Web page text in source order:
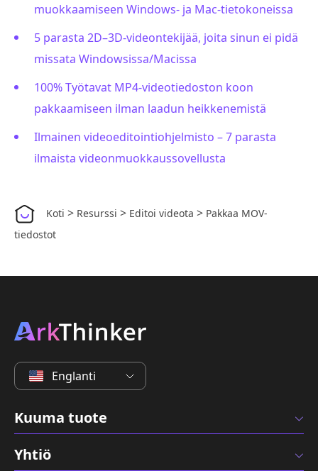
muokkaamiseen Windows- ja Mac-tietokoneissa
5 parasta 2D–3D-videontekijää, joita sinun ei pidä
missata Windowsissa/Macissa
100% Työtavat MP4-videotiedoston koon
pakkaamiseen ilman laadun heikkenemistä
Ilmainen videoeditointiohjelmisto – 7 parasta
ilmaista videonmuokkaussovellusta
Koti > Resurssi > Editoi videota > Pakkaa MOV-
tiedostot
Englanti
Kuuma tuote
Yhtiö